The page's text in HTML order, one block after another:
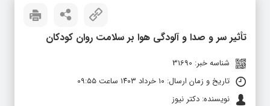
تأثیر سر و صدا و آلودگی هوا بر سلامت روان کودکان
شناسه خبر: 31690
تاریخ و زمان ارسال: ۱۰ خرداد ۱۴۰۳ ساعت ۰۹:۵۵
نویسنده: دکتر نیوز